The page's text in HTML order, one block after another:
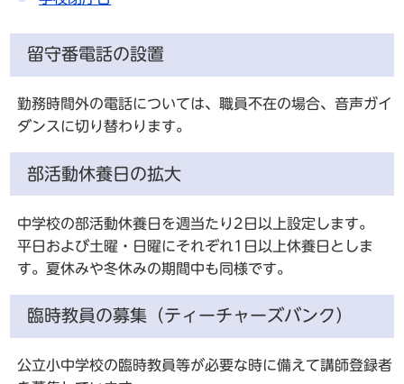
留守番電話の設置
勤務時間外の電話については、職員不在の場合、音声ガイ
ダンスに切り替わります。
部活動休養日の拡大
中学校の部活動休養日を週当たり2日以上設定します。
平日および土曜・日曜にそれぞれ1日以上休養日としま
す。夏休みや冬休みの期間中も同様です。
臨時教員の募集（ティーチャーズバンク）
公立小中学校の臨時教員等が必要な時に備えて講師登録者